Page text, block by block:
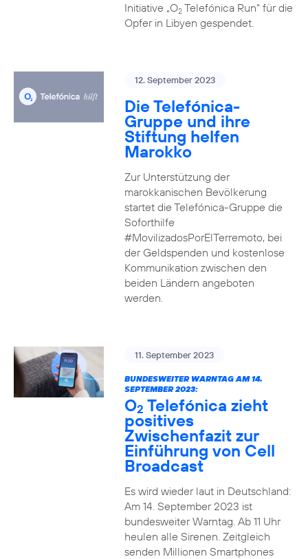
Initiative „O2Telefónica Run“ für die
Opfer in Libyen gespendet.
12. September 2023
Die Telefónica-
Gruppe und ihre
Stiftung helfen
Marokko
Zur Unterstützung der
marokkanischen Bevölkerung
startet die Telefónica-Gruppe die
Soforthilfe
#MovilizadosPorElTerremoto, bei
der Geldspenden und kostenlose
Kommunikation zwischen den
beiden Ländern angeboten
werden.
11. September 2023
BUNDESWEITER WARNTAG AM 14.
SEPTEMBER 2023:
O2 Telefónica zieht
positives
Zwischenfazit zur
Einführung von Cell
Broadcast
Es wird wieder laut in Deutschland:
Am 14. September 2023 ist
bundesweiter Warntag. Ab 11 Uhr
heulen alle Sirenen. Zeitgleich
senden Millionen Smartphones